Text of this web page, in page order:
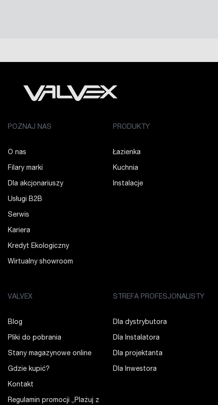
POZNAJ NAS
O nas
Filary marki
Dla akcjonariuszy
Usługi B2B
Serwis
Kariera
Kredyt Ekologiczny
Wirtualny showroom
PRODUKTY
Łazienka
Kuchnia
Instalacje
VALVEX
Blog
Pliki do pobrania
Stany magazynowe online
Gdzie kupić?
Kontakt
Regulamin promocji „Plażuj z
STREFA PROFESJONALISTY
Dla dystrybutora
Dla Instalatora
Dla projektanta
Dla Inwestora